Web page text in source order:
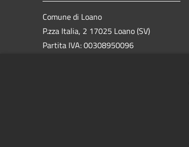
Comune di Loano
P.zza Italia, 2 17025 Loano (SV)
Partita IVA: 00308950096